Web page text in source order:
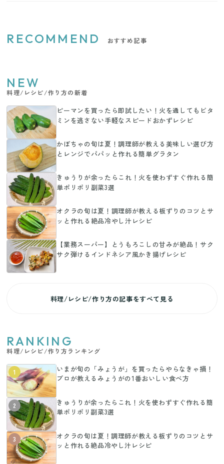
RECOMMEND おすすめ記事
NEW
料理/レシピ/作り方の新着
ピーマンを買ったら即試したい！火を通してもビタ
ミンを逃さない手軽なスピードおかずレシピ
かぼちゃの旬は夏！調理師が教える美味しい選び方
とレンジでパパッと作れる簡単グラタン
きゅうりが余ったらこれ！火を使わずすぐ作れる簡
単ポリポリ副菜3選
オクラの旬は夏！調理師が教える板ずりのコツとサ
ッと作れる絶品冷やし汁レシピ
【業務スーパー】とうもろこしの甘みが絶品！サク
サク弾けるインドネシア風かき揚げレシピ
料理/レシピ/作り方の記事をすべて見る
RANKING
料理/レシピ/作り方ランキング
1
いまが旬の「みょうが」を買ったらやらなきゃ損！
プロが教えるみょうがの1番おいしい食べ方
2
きゅうりが余ったらこれ！火を使わずすぐ作れる簡
単ポリポリ副菜3選
3
オクラの旬は夏！調理師が教える板ずりのコツとサ
ッと作れる絶品冷やし汁レシピ